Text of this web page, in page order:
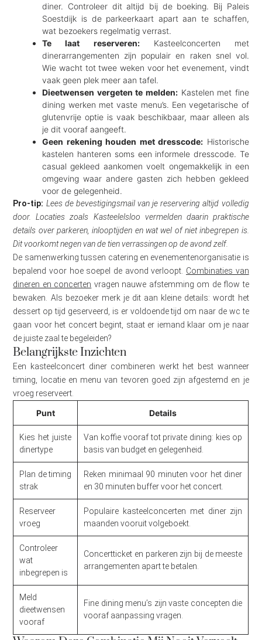
diner. Controleer dit altijd bij de boeking. Bij Paleis
Soestdijk is de parkeerkaart apart aan te schaffen,
wat bezoekers regelmatig verrast.
Te laat reserveren:Kasteelconcerten met
dinerarrangementen zijn populair en raken snel vol.
Wie wacht tot twee weken voor het evenement, vindt
vaak geen plek meer aan tafel.
Dieetwensen vergeten te melden: Kastelen met fine
dining werken met vaste menu’s. Een vegetarische of
glutenvrije optie is vaak beschikbaar, maar alleen als
je dit vooraf aangeeft.
Geen rekening houden met dresscode: Historische
kastelen hanteren soms een informele dresscode. Te
casual gekleed aankomen voelt ongemakkelijk in een
omgeving waar andere gasten zich hebben gekleed
voor de gelegenheid.
Pro-tip: Lees de bevestigingsmail van je reservering altijd volledig
door. Locaties zoals Kasteelelsloo vermelden daarin praktische
details over parkeren, inlooptijden en wat wel of niet inbegrepen is.
Dit voorkomt negen van de tien verrassingen op de avond zelf.
De samenwerking tussen catering en evenementenorganisatie is
bepalend voor hoe soepel de avond verloopt. Combinaties van
dineren en concerten vragen nauwe afstemming om de flow te
bewaken. Als bezoeker merk je dit aan kleine details: wordt het
dessert op tijd geserveerd, is er voldoende tijd om naar de wc te
gaan voor het concert begint, staat er iemand klaar om je naar
de juiste zaal te begeleiden?
Belangrijkste Inzichten
Een kasteelconcert diner combineren werkt het best wanneer
timing, locatie en menu van tevoren goed zijn afgestemd en je
vroeg reserveert.
Punt Details
Kies het juiste
dinertype
Van koffie vooraf tot private dining: kies op
basis van budget en gelegenheid.
Plan de timing
strak
Reken minimaal 90 minuten voor het diner
en 30 minuten buffer voor het concert.
Reserveer
vroeg
Populaire kasteelconcerten met diner zijn
maanden vooruit volgeboekt.
Controleer
wat
inbegrepen is
Concertticket en parkeren zijn bij de meeste
arrangementen apart te betalen.
Meld
dieetwensen
vooraf
Fine dining menu’s zijn vaste concepten die
vooraf aanpassing vragen.